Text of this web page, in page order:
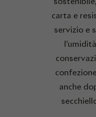
carta e
servizio e
anche